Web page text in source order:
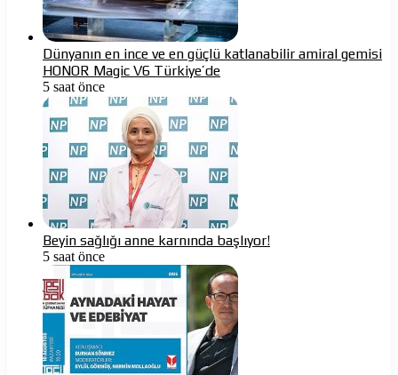
Dünyanın en ince ve en güçlü katlanabilir amiral gemisi
HONOR Magic V6 Türkiye’de
5 saat önce
Beyin sağlığı anne karnında başlıyor!
5 saat önce